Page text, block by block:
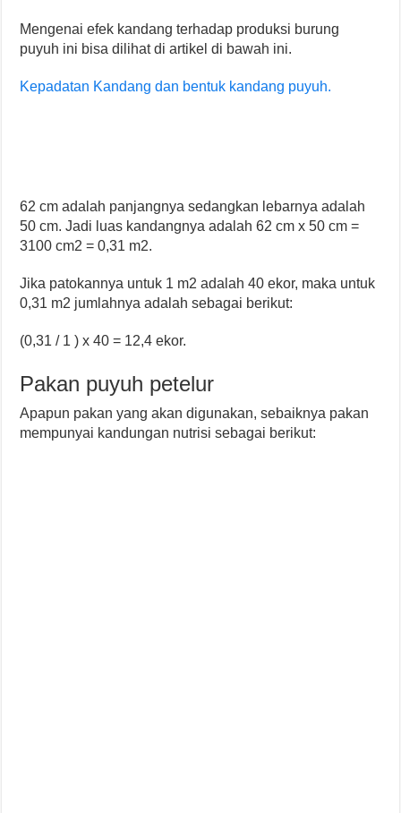
Mengenai efek kandang terhadap produksi burung
puyuh ini bisa dilihat di artikel di bawah ini.
Kepadatan Kandang dan bentuk kandang puyuh.
62 cm adalah panjangnya sedangkan lebarnya adalah
50 cm. Jadi luas kandangnya adalah 62 cm x 50 cm =
3100 cm2 = 0,31 m2.
Jika patokannya untuk 1 m2 adalah 40 ekor, maka untuk
0,31 m2 jumlahnya adalah sebagai berikut:
(0,31 / 1 ) x 40 = 12,4 ekor.
Pakan puyuh petelur
Apapun pakan yang akan digunakan, sebaiknya pakan
mempunyai kandungan nutrisi sebagai berikut: